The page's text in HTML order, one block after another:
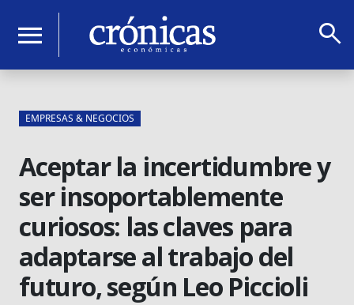
menu search
EMPRESAS & NEGOCIOS
Aceptar la incertidumbre y
ser insoportablemente
curiosos: las claves para
adaptarse al trabajo del
futuro, según Leo Piccioli